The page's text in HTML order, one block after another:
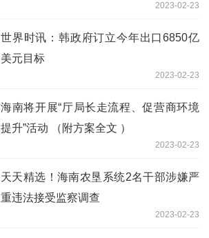
2023-02-23
世界时讯：韩政府订立今年出口6850亿
美元目标
2023-02-23
海南将开展“厅局长走流程、促营商环境
提升”活动 （附方案全文 ）
2023-02-23
天天精选！海南农垦系统2名干部涉嫌严
重违法接受监察调查
2023-02-23